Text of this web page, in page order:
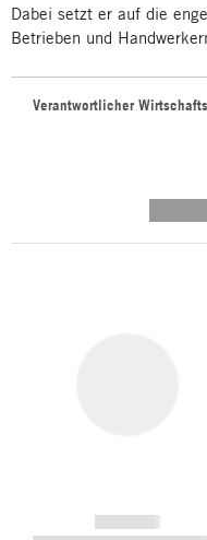
Dabei setzt er auf die
Betrieben und
Verantwortlicher
------------